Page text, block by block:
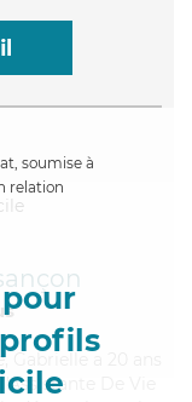
soumise à
relation
Gabrielle a 20 ans
De Vie